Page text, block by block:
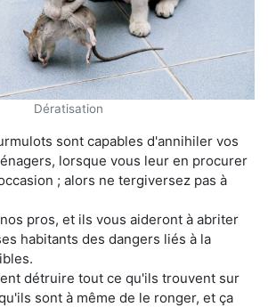
Dératisation
sont capables d'annihiler vos
lorsque vous leur en procurer
; alors ne tergiversez pas à
pros, et ils vous aideront à abriter
habitants des dangers liés à la
détruire tout ce qu'ils trouvent sur
sont à même de le ronger, et ça